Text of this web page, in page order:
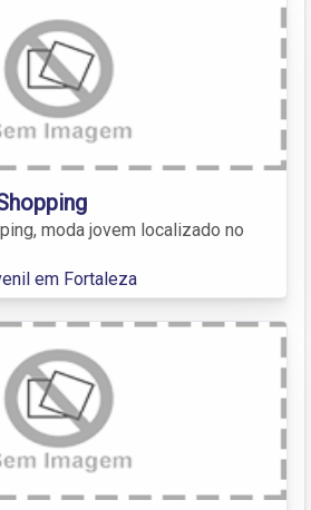
moda jovem localizado no
em Fortaleza